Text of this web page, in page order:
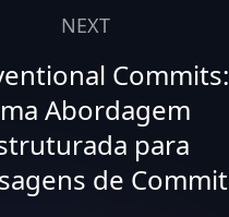
NEXT
Commits:
Abordagem
para
de Commit